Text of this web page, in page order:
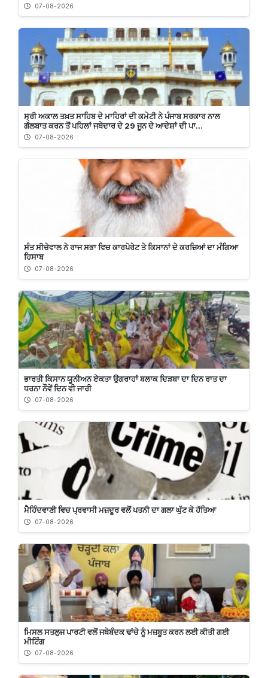
07-08-2026
ਸ੍ਰੀ ਅਕਾਲ ਤਖ਼ਤ ਸਾਹਿਬ ਦੇ ਮਾਹਿਰਾਂ ਦੀ ਕਮੇਟੀ ਨੇ ਪੰਜਾਬ ਸਰਕਾਰ ਨਾਲ
ਗੱਲਬਾਤ ਕਰਨ ਤੋਂ ਪਹਿਲਾਂ ਜਥੇਦਾਰ ਦੇ 29 ਜੂਨ ਦੇ ਆਦੇਸ਼ਾਂ ਦੀ ਪਾ...
07-08-2026
ਸੰਤ ਸੀਚੇਵਾਲ ਨੇ ਰਾਜ ਸਭਾ ਵਿਚ ਕਾਰਪੋਰੇਟ ਤੇ ਕਿਸਾਨਾਂ ਦੇ ਕਰਜ਼ਿਆਂ ਦਾ ਮੰਗਿਆ
ਹਿਸਾਬ
07-08-2026
ਭਾਰਤੀ ਕਿਸਾਨ ਯੂਨੀਅਨ ਏਕਤਾ ਉਗਰਾਹਾਂ ਬਲਾਕ ਦਿੜਬਾ ਦਾ ਦਿਨ ਰਾਤ ਦਾ
ਧਰਨਾ ਨੌਵੇਂ ਦਿਨ ਵੀ ਜਾਰੀ
07-08-2026
ਮੈਹਿੰਦਵਾਣੀ ਵਿਚ ਪ੍ਰਵਾਸੀ ਮਜ਼ਦੂਰ ਵਲੋਂ ਪਤਨੀ ਦਾ ਗਲਾ ਘੁੱਟ ਕੇ ਹੱਤਿਆ
07-08-2026
ਮਿਸਲ ਸਤਲੁਜ ਪਾਰਟੀ ਵਲੋਂ ਜਥੇਬੰਦਕ ਢਾਂਚੇ ਨੂੰ ਮਜ਼ਬੂਤ ਕਰਨ ਲਈ ਕੀਤੀ ਗਈ
ਮੀਟਿੰਗ
07-08-2026